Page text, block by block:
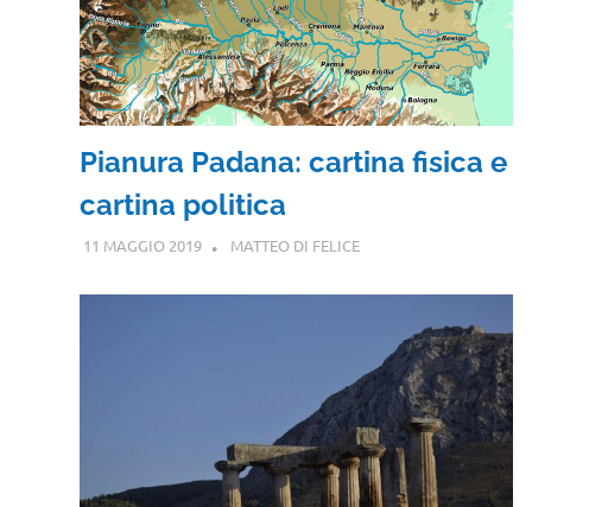
Pianura Padana: cartina fisica e
cartina politica
11 MAGGIO 2019 MATTEO DI FELICE